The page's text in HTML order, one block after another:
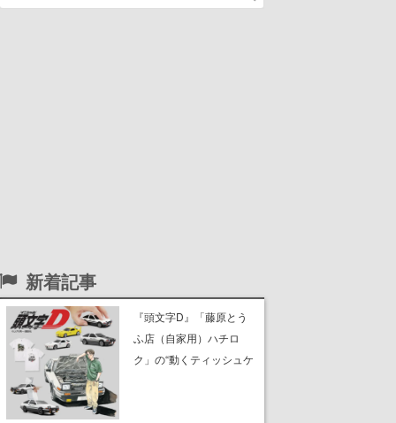
新着記事
『頭文字D』「藤原とう
ふ店（自家用）ハチロ
ク」の“動くティッシュケ